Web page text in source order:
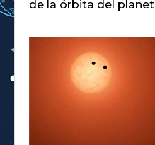
de la órbita del